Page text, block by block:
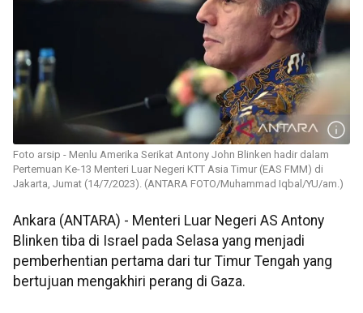
Foto arsip - Menlu Amerika Serikat Antony John Blinken hadir dalam
Pertemuan Ke-13 Menteri Luar Negeri KTT Asia Timur (EAS FMM) di
Jakarta, Jumat (14/7/2023). (ANTARA FOTO/Muhammad Iqbal/YU/am.)
Ankara (ANTARA) - Menteri Luar Negeri AS Antony
Blinken tiba di Israel pada Selasa yang menjadi
pemberhentian pertama dari tur Timur Tengah yang
bertujuan mengakhiri perang di Gaza.